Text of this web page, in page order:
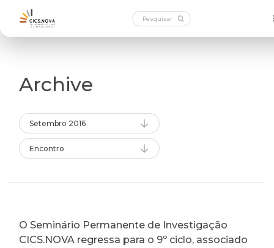
Archive
Setembro 2016
Encontro
O Seminário Permanente de Investigação
CICS.NOVA regressa para o 9º ciclo, associado